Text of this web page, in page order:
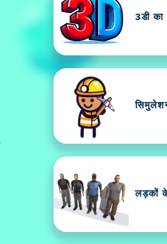
3डी
लड़कों